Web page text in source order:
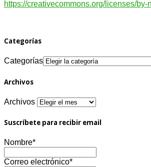
https://creativecommons.org/licenses/by-
Categorías
Categorías
Archivos
Archivos
Suscríbete para recibir email
Nombre*
Correo electrónico*